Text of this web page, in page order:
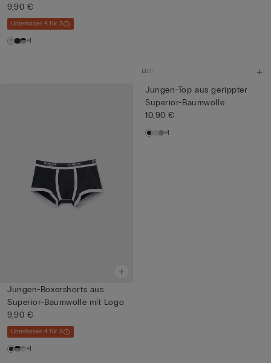
9,90 €
Unterhosen 4 für 3
+1
Jungen-Boxershorts aus
Superior-Baumwolle mit Logo
9,90 €
Unterhosen 4 für 3
+1
Jungen-Top aus gerippter
Superior-Baumwolle
10,90 €
+1